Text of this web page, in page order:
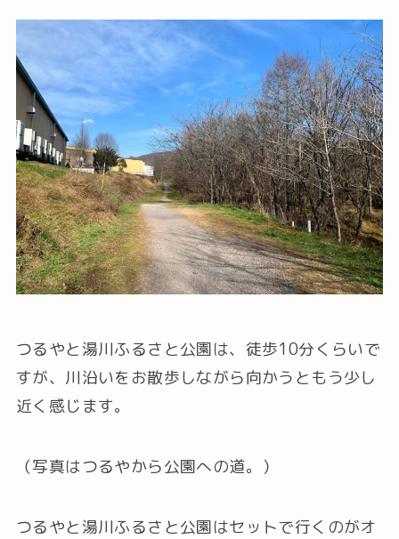
つるやと湯川ふるさと公園は、徒歩10分くらいで
すが、川沿いをお散歩しながら向かうともう少し
近く感じます。
（写真はつるやから公園への道。）
つるやと湯川ふるさと公園はセットで行くのがオ